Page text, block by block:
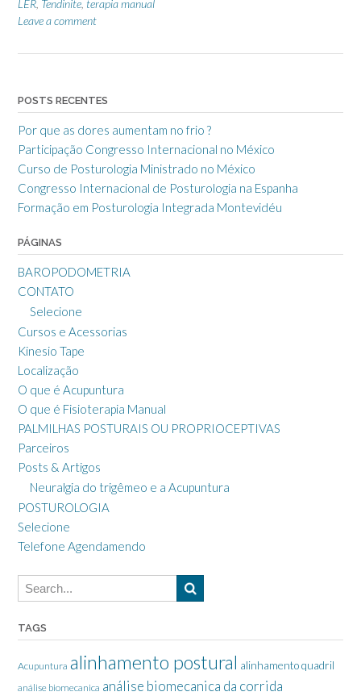
LER Tendinite terapia manual
Leave a comment
POSTS RECENTES
Por que as dores aumentam no frio ?
Participação Congresso Internacional no México
Curso de Posturologia Ministrado no México
Congresso Internacional de Posturologia na Espanha
Formação em Posturologia Integrada Montevidéu
PÁGINAS
BAROPODOMETRIA
CONTATO
Selecione
Cursos e Acessorias
Kinesio Tape
Localização
O que é Acupuntura
O que é Fisioterapia Manual
PALMILHAS POSTURAIS OU PROPRIOCEPTIVAS
Parceiros
Posts & Artigos
Neuralgia do trigêmeo e a Acupuntura
POSTUROLOGIA
Selecione
Telefone Agendamendo
TAGS
Acupuntura alinhamento postural alinhamento quadril
análise biomecanica análise biomecanica da corrida